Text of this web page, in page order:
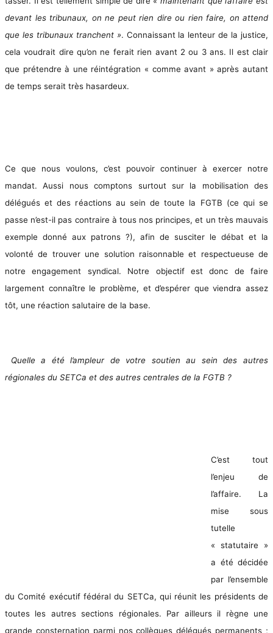
devant les tribunaux, on ne peut rien dire ou rien faire, on attend
que les tribunaux tranchent ». Connaissant la lenteur de la justice,
cela voudrait dire qu’on ne ferait rien avant 2 ou 3 ans. Il est clair
que prétendre à une réintégration « comme avant » après autant
de temps serait très hasardeux.
Ce que nous voulons, c’est pouvoir continuer à exercer notre
mandat. Aussi nous comptons surtout sur la mobilisation des
délégués et des réactions au sein de toute la FGTB (ce qui se
passe n’est-il pas contraire à tous nos principes, et un très mauvais
exemple donné aux patrons ?), afin de susciter le débat et la
volonté de trouver une solution raisonnable et respectueuse de
notre engagement syndical. Notre objectif est donc de faire
largement connaître le problème, et d’espérer que viendra assez
tôt, une réaction salutaire de la base.
Quelle a été l’ampleur de votre soutien au sein des autres
régionales du SETCa et des autres centrales de la FGTB ?
C’est tout
l’enjeu de
l’affaire. La
mise sous
tutelle
« statutaire »
a été décidée
par l’ensemble
du Comité exécutif fédéral du SETCa, qui réunit les présidents de
toutes les autres sections régionales. Par ailleurs il règne une
grande consternation parmi nos collègues délégués permanents ;